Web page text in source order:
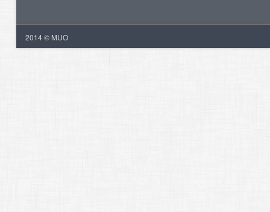
2014 © MUO